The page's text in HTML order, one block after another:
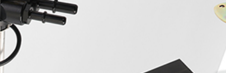
全国咨询服务热线
400-0X0-0000